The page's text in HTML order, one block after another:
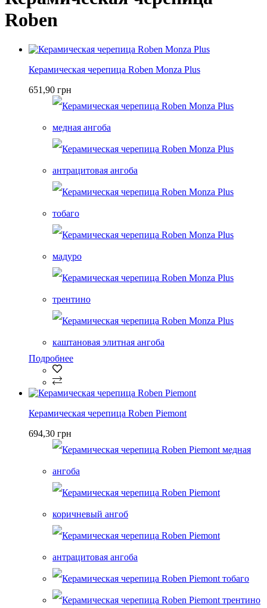
Roben
Керамическая черепица Roben Monza Plus
651,90 грн
Подробнее
Керамическая черепица Roben Piemont
694,30 грн